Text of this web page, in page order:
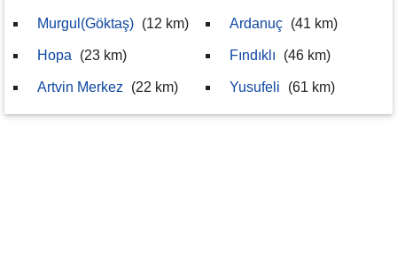
Murgul(Göktaş) (12 km)
Hopa (23 km)
Artvin Merkez (22 km)
Ardanuç (41 km)
Fındıklı (46 km)
Yusufeli (61 km)